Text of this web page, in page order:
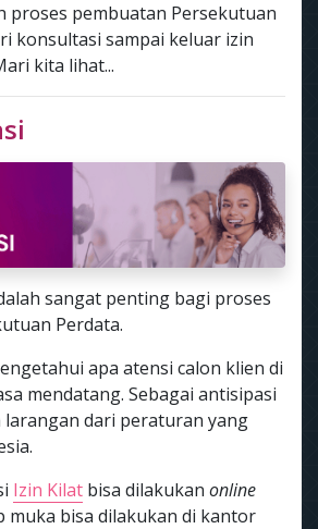
proses pembuatan Persekutuan
konsultasi sampai keluar izin
kita lihat...
sangat penting bagi proses
Perdata.
apa atensi calon klien di
mendatang. Sebagai antisipasi
larangan dari peraturan yang
Izin Kilat bisa dilakukan online
muka bisa dilakukan di kantor